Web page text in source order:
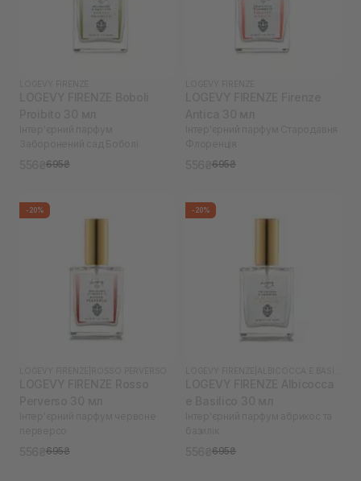
695₴ 695₴
-20%
695₴
-20%
695₴